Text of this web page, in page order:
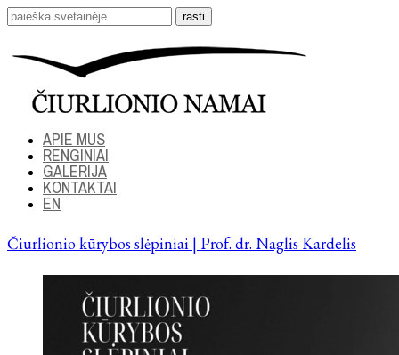
APIE MUS
RENGINIAI
GALERIJA
KONTAKTAI
EN
Čiurlionio kūrybos slėpiniai | Prof. dr. Naglis Kardelis